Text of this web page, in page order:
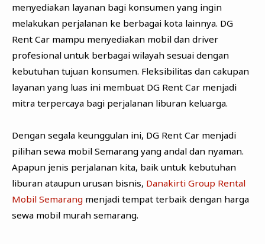
menyediakan layanan bagi konsumen yang ingin
melakukan perjalanan ke berbagai kota lainnya. DG
Rent Car mampu menyediakan mobil dan driver
profesional untuk berbagai wilayah sesuai dengan
kebutuhan tujuan konsumen. Fleksibilitas dan cakupan
layanan yang luas ini membuat DG Rent Car menjadi
mitra terpercaya bagi perjalanan liburan keluarga.
Dengan segala keunggulan ini, DG Rent Car menjadi
pilihan sewa mobil Semarang yang andal dan nyaman.
Apapun jenis perjalanan kita, baik untuk kebutuhan
liburan ataupun urusan bisnis, Danakirti Group Rental
Mobil Semarangmenjadi tempat terbaik dengan harga
sewa mobil murah semarang.